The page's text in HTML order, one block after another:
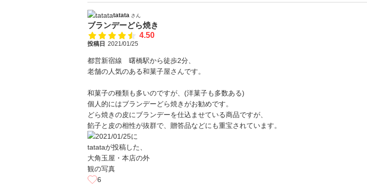
tatata さん
ブランデーどら焼き
4.50
投稿日 2021/01/25
都営新宿線 曙橋駅から徒歩2分、
老舗の人気のある和菓子屋さんです。
和菓子の種類も多いのですが、(洋菓子も多数ある)
個人的にはブランデーどら焼きがお勧めです。
どら焼きの皮にブランデーを仕込ませている商品ですが、
餡子と皮の相性が抜群で、贈答品などにも重宝されています。
6